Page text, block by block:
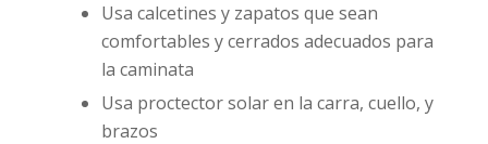
Usa calcetines y zapatos que sean
comfortables y cerrados adecuados para
la caminata
Usa proctector solar en la carra, cuello, y
brazos